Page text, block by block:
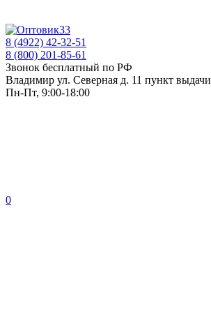
8 (4922) 42-32-51
8 (800) 201-85-61
Звонок бесплатный по РФ
Владимир ул. Северная д. 11 пункт выдачи
Пн-Пт, 9:00-18:00
0